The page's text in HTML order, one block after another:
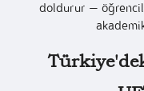
doldurur —